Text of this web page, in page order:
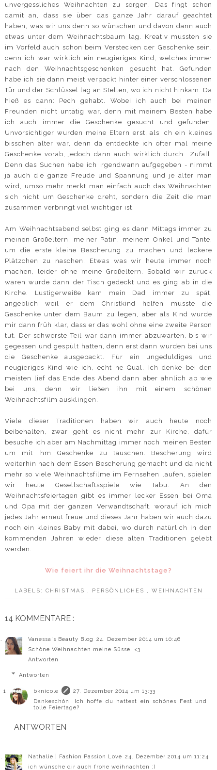
unvergessliches Weihnachten zu sorgen. Das fingt schon
damit an, dass sie über das ganze Jahr darauf geachtet
haben, was wir uns denn so wünschen und davon dann auch
etwas unter dem Weihnachtsbaum lag. Kreativ mussten sie
im Vorfeld auch schon beim Verstecken der Geschenke sein,
denn ich war wirklich ein neugieriges Kind, welches immer
nach den Weihnachtsgeschenken gesucht hat. Gefunden
habe ich sie dann meist verpackt hinter einer verschlossenen
Tür und der Schlüssel lag an Stellen, wo ich nicht hinkam. Da
hieß es dann: Pech gehabt. Wobei ich auch bei meinen
Freunden nicht untätig war, denn mit meinem Besten habe
ich auch immer die Geschenke gesucht und gefunden.
Unvorsichtiger wurden meine Eltern erst, als ich ein kleines
bisschen älter war, denn da entdeckte ich öfter mal meine
Geschenke vorab, jedoch dann auch wirklich durch Zufall.
Denn das Suchen habe ich irgendwann aufgegeben - nimmt
ja auch die ganze Freude und Spannung und je älter man
wird, umso mehr merkt man einfach auch das Weihnachten
sich nicht um Geschenke dreht, sondern die Zeit die man
zusammen verbringt viel wichtiger ist.
Am Weihnachtsabend selbst ging es dann Mittags immer zu
meinen Großeltern, meiner Patin, meinem Onkel und Tante,
um die erste kleine Bescherung zu machen und leckere
Plätzchen zu naschen. Etwas was wir heute immer noch
machen, leider ohne meine Großeltern. Sobald wir zurück
waren wurde dann der Tisch gedeckt und es ging ab in die
Kirche. Lustigerweiße kam mein Dad immer zu spät,
angeblich weil er dem Christkind helfen musste die
Geschenke unter dem Baum zu legen, aber als Kind wurde
mir dann früh klar, dass er das wohl ohne eine zweite Person
tut. Der schwerste Teil war dann immer abzuwarten, bis wir
gegessen und gespült hatten, denn erst dann wurden bei uns
die Geschenke ausgepackt. Für ein ungeduldiges und
neugieriges Kind wie ich, echt ne Qual. Ich denke bei den
meisten lief das Ende des Abend dann aber ähnlich ab wie
bei uns, denn wir ließen ihn mit einem schönen
Weihnachtsfilm ausklingen.
Viele dieser Traditionen haben wir auch heute noch
beibehalten, zwar geht es nicht mehr zur Kirche, dafür
besuche ich aber am Nachmittag immer noch meinen Besten
um mit ihm Geschenke zu tauschen. Bescherung wird
weiterhin nach dem Essen Bescherung gemacht und da nicht
mehr so viele Weihnachtsfilme im Fernsehen laufen, spielen
wir heute Gesellschaftsspiele wie Tabu. An den
Weihnachtsfeiertagen gibt es immer lecker Essen bei Oma
und Opa mit der ganzen Verwandtschaft, worauf ich mich
jedes Jahr erneut freue und dieses Jahr haben wir auch dazu
noch ein kleines Baby mit dabei, wo durch natürlich in den
kommenden Jahren wieder diese alten Traditionen gelebt
werden.
Wie feiert ihr die Weihnachtstage?
LABELS: CHRISTMAS , PERSÖNLICHES , WEIHNACHTEN
14 KOMMENTARE :
Vanessa‘s Beauty Blog
24. Dezember 2014 um 10:46
Schöne Weihnachten meine Süsse. <3
Antworten
Antworten
bknicole
27. Dezember 2014 um 13:33
Dankeschön. Ich hoffe du hattest ein schönes Fest und
tolle Feiertage?
ANTWORTEN
Nathalie | Fashion Passion Love 24. Dezember 2014 um 11:24
ich wünsche dir auch frohe weihnachten :)